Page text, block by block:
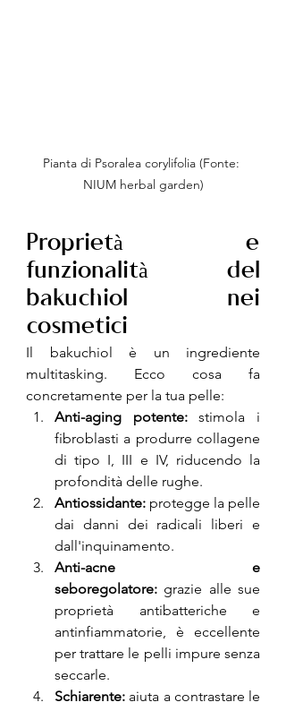
Pianta di Psoralea corylifolia (Fonte:
NIUM herbal garden)
Proprietà e
funzionalità del
bakuchiol nei
cosmetici
Il bakuchiol è un ingrediente
multitasking. Ecco cosa fa
concretamente per la tua pelle:
Anti-aging potente: stimola i
fibroblasti a produrre collagene
di tipo I, III e IV, riducendo la
profondità delle rughe.
Antiossidante: protegge la pelle
dai danni dei radicali liberi e
dall'inquinamento.
Anti-acne e
seboregolatore: grazie alle sue
proprietà antibatteriche e
antinfiammatorie, è eccellente
per trattare le pelli impure senza
seccarle.
Schiarente: aiuta a contrastare le